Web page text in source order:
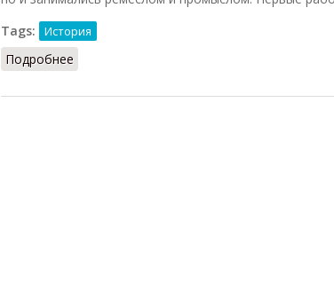
Tags:
История
Подробнее